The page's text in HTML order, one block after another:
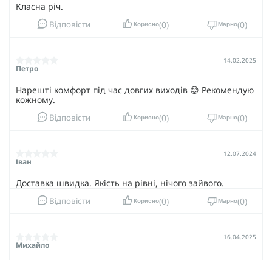
Класна річ.
Відповісти Корисно 0 Марно 0
Петро
14.02.2025
Нарешті комфорт під час довгих виходів 😊 Рекомендую
кожному.
Відповісти Корисно 0 Марно 0
Іван
12.07.2024
Доставка швидка. Якість на рівні, нічого зайвого.
Відповісти Корисно 0 Марно 0
Михайло
16.04.2025